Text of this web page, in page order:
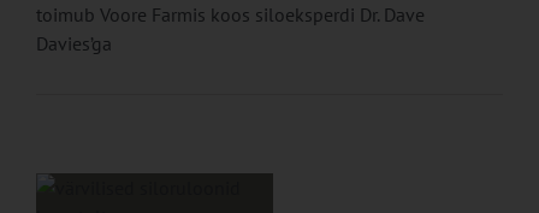
toimub Voore Farmis koos siloeksperdi Dr. Dave
Davies’ga